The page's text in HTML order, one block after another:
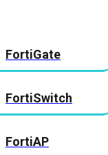
FortiGate
FortiSwitch
FortiAP